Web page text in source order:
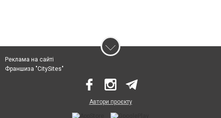
Реклама на сайті
Франшиза "CitySites"
Автори проєкту